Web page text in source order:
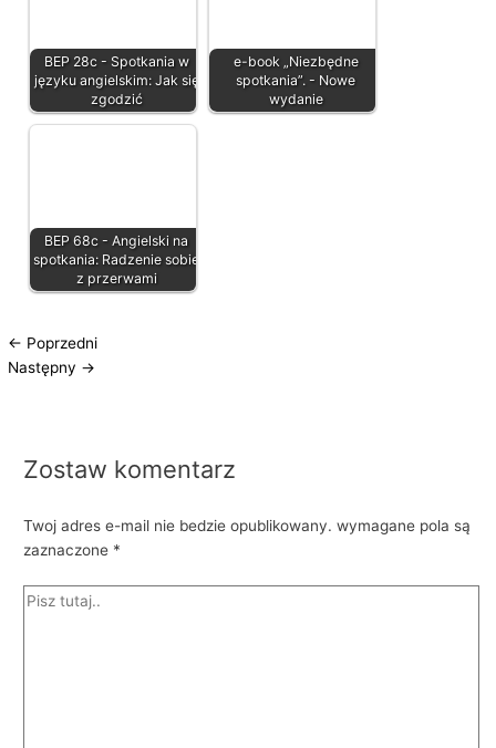
BEP 28c - Spotkania w
języku angielskim: Jak się
zgodzić
e-book „Niezbędne
spotkania”. - Nowe
wydanie
BEP 68c - Angielski na
spotkania: Radzenie sobie
z przerwami
← Poprzedni
Następny →
Zostaw komentarz
Twoj adres e-mail nie bedzie opublikowany. wymagane pola są
zaznaczone *